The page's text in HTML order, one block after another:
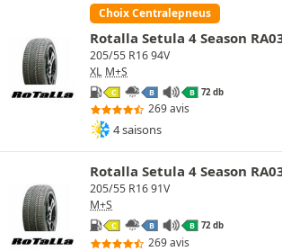
Choix Centralepneus
Rotalla Setula 4 Season
205/55 R16 94V
XL M+S
C B B 72 db
269 avis
4 saisons
Rotalla Setula 4 Season
205/55 R16 91V
M+S
C B B 72 db
269 avis